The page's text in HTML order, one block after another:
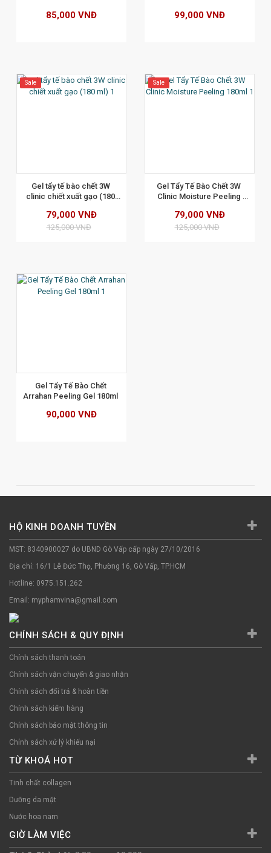
85,000 VNĐ 99,000 VNĐ
Sale
Gel tẩy tế bào chết 3W
clinic chiết xuất gạo (180
79,000 VNĐ
125,000 VNĐ
Sale
Gel Tẩy Tế Bào Chết 3W
Clinic Moisture Peeling
79,000 VNĐ
125,000 VNĐ
Gel Tẩy Tế Bào Chết
90,000 VNĐ
HỘ KINH DOANH TUYỀN
MST: 8340900027 do UBND Gò Vấp cấp ngày 27/10/2016
Địa chỉ: 16/1 Lê Đức Thọ, Phường 16, Gò Vấp, TP.HCM
Hotline: 0975.151.262
Email: myphamvina@gmail.com
CHÍNH SÁCH & QUY ĐỊNH
Chính sách thanh toán
Chính sách vận chuyển & giao nhận
Chính sách đổi trả & hoàn tiền
Chính sách kiểm hàng
Chính sách bảo mật thông tin
Chính sách xử lý khiếu nại
TỪ KHOÁ HOT
Tinh chất collagen
Dưỡng da mặt
Nước hoa nam
GIỜ LÀM VIỆC